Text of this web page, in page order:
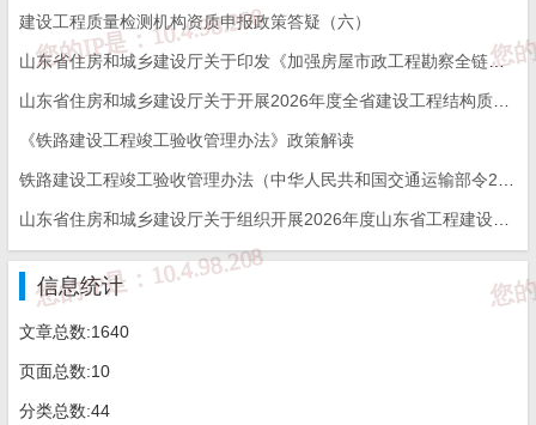
27 山东天翼安全技术有限公司 消防设施工程专
29 山东鑫达市政工程有限公司 市政公用工程施
30 山东誉恒建筑装饰工程有限公司 建筑装修装饰工
31 中遥城市建设（山东）有限公司 城市及道路照明
32 山东之覃信息系统有限公司
33
建设工程质量检测机构资质申报政策答疑（六）
山东省住房和城乡建设厅关于印发《加强房屋市政工程勘察全链条管理实施方案》的通知
《铁路建设工程竣工验收管理办法》政策解读
信息统计
文章总数:1640
页面总数:10
分类总数:44